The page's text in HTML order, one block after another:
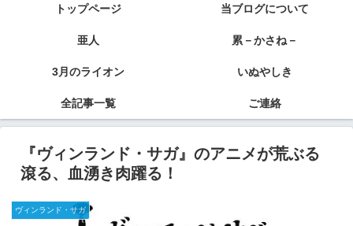
トップページ 当ブログについて
亜人 累－かさね－
3月のライオン いぬやしき
全記事一覧 ご連絡
『ヴィンランド・サガ』のアニメが荒ぶる
滾る、血湧き肉躍る！
ヴィンランド・サガ